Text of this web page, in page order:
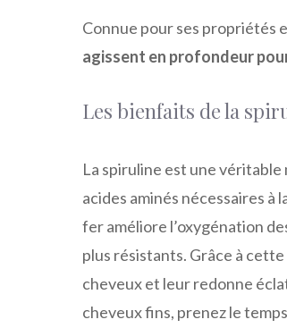
Connue pour ses propriétés
agissent en profondeur
Les bienfaits de la
La spiruline est une véritable
acides aminés nécessaires
fer améliore l’oxygénation
plus résistants. Grâce à
cheveux et leur redonne
cheveux fins, prenez le